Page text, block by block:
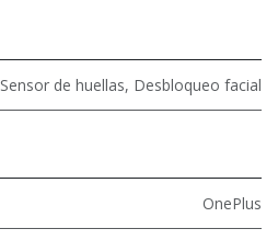
Sensor de huellas, Desbloqueo facial
OnePlus